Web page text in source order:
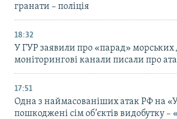
гранати – поліція
18:32
У ГУР заявили про «парад» морських
моніторингові канали писали про
17:51
Одна з наймасованіших атак РФ на
пошкоджені сім об’єктів видобутку –